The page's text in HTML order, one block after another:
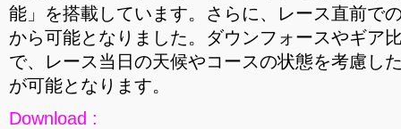
能」を搭載しています。さらに、レース直前で
から可能となりました。ダウンフォースやギア
で、レース当日の天候やコースの状態を考慮し
が可能となります。
Download :